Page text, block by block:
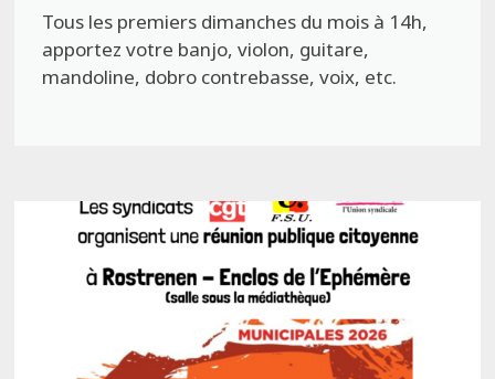
Tous les premiers dimanches du mois à 14h,
apportez votre banjo, violon, guitare,
mandoline, dobro contrebasse, voix, etc.